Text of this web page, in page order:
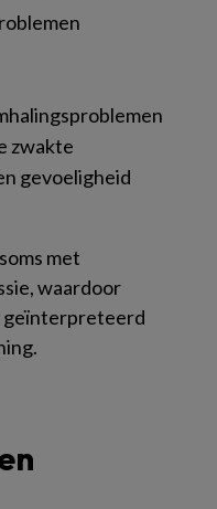
zwakte
gevoeligheid
met
waardoor
geïnterpreteerd